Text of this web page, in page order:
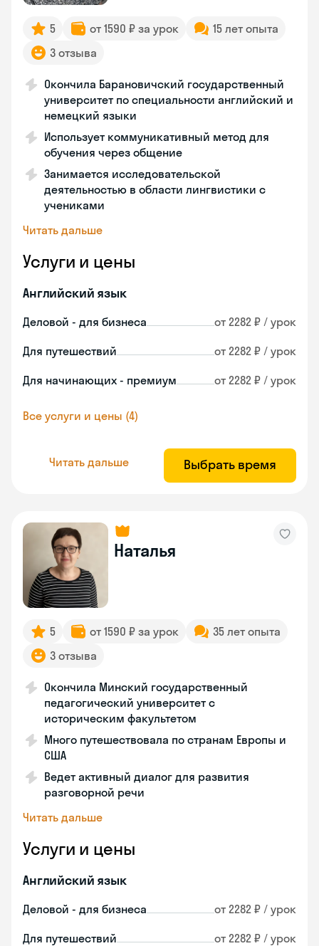
5 от 1590 ₽ за урок
15 лет опыта
3 отзыва
Окончила Барановичский государственный
университет по специальности английский и
немецкий языки
Использует коммуникативный метод для
обучения через общение
Занимается исследовательской
деятельностью в области лингвистики с
учениками
Читать дальше
Услуги и цены
Английский язык
Деловой - для бизнеса от 2282 ₽ / урок
Для путешествий от 2282 ₽ / урок
Для начинающих - премиум от 2282 ₽ / урок
Все услуги и цены (4)
Читать дальше Выбрать время
Наталья
5 от 1590 ₽ за урок
35 лет опыта
3 отзыва
Окончила Минский государственный
педагогический университет с
историческим факультетом
Много путешествовала по странам Европы и
США
Ведет активный диалог для развития
разговорной речи
Читать дальше
Услуги и цены
Английский язык
Деловой - для бизнеса от 2282 ₽ / урок
Для путешествий от 2282 ₽ / урок